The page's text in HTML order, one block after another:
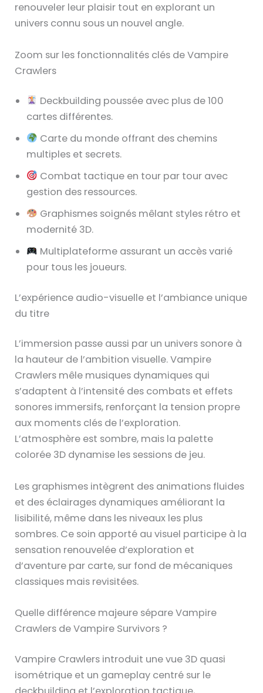
renouveler leur plaisir tout en explorant un
univers connu sous un nouvel angle.
Zoom sur les fonctionnalités clés de Vampire
Crawlers
Deckbuilding poussée avec plus de 100
cartes différentes.
Carte du monde offrant des chemins
multiples et secrets.
Combat tactique en tour par tour avec
gestion des ressources.
Graphismes soignés mêlant styles rétro et
modernité 3D.
Multiplateforme assurant un accès varié
pour tous les joueurs.
L’expérience audio-visuelle et l’ambiance unique
du titre
L’immersion passe aussi par un univers sonore à
la hauteur de l’ambition visuelle. Vampire
Crawlers mêle musiques dynamiques qui
s’adaptent à l’intensité des combats et effets
sonores immersifs, renforçant la tension propre
aux moments clés de l’exploration.
L’atmosphère est sombre, mais la palette
colorée 3D dynamise les sessions de jeu.
Les graphismes intègrent des animations fluides
et des éclairages dynamiques améliorant la
lisibilité, même dans les niveaux les plus
sombres. Ce soin apporté au visuel participe à la
sensation renouvelée d’exploration et
d’aventure par carte, sur fond de mécaniques
classiques mais revisitées.
Quelle différence majeure sépare Vampire
Crawlers de Vampire Survivors ?
Vampire Crawlers introduit une vue 3D quasi
isométrique et un gameplay centré sur le